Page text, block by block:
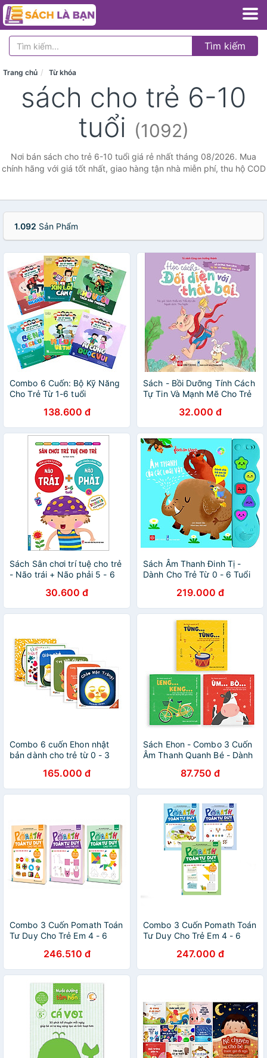
Tìm kiếm
Trang chủ Từ khóa
sách cho trẻ 6-10
tuổi (1092)
Nơi bán sách cho trẻ 6-10 tuổi giá rẻ nhất tháng 08/2026. Mua
chính hãng với giá tốt nhất, giao hàng tận nhà miễn phí, thu hộ COD
1.092 Sản Phẩm
Combo 6 Cuốn: Bộ Kỹ Năng
Cho Trẻ Từ 1-6 tuổi
138.600 đ
Sách - Bồi Dưỡng Tính Cách
Tự Tin Và Mạnh Mẽ Cho Trẻ
32.000 đ
Sách Sân chơi trí tuệ cho trẻ
- Não trái + Não phải 5 - 6
30.600 đ
Sách Âm Thanh Đinh Tị -
Dành Cho Trẻ Từ 0 - 6 Tuổi
219.000 đ
Combo 6 cuốn Ehon nhật
bản dành cho trẻ từ 0 - 3
165.000 đ
Sách Ehon - Combo 3 Cuốn
Âm Thanh Quanh Bé - Dành
87.750 đ
Combo 3 Cuốn Pomath Toán
Tư Duy Cho Trẻ Em 4 - 6
246.510 đ
Combo 3 Cuốn Pomath Toán
Tư Duy Cho Trẻ Em 4 - 6
247.000 đ